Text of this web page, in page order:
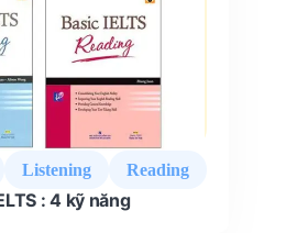
Listening Reading
: 4 kỹ năng